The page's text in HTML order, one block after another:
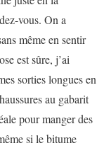
vous. On a
même en sentir
est sûre, j’ai
sorties longues en
au gabarit
pour manger des
si le bitume